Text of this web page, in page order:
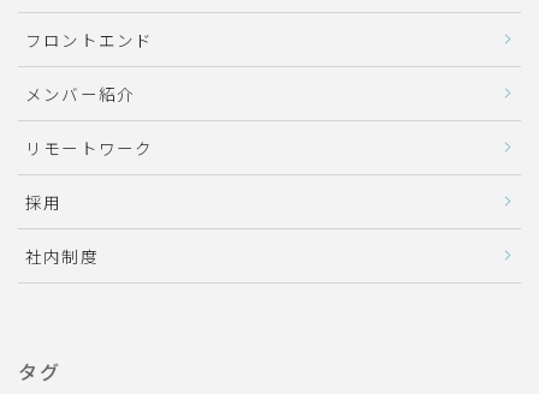
フロントエンド
メンバー紹介
リモートワーク
採用
社内制度
タグ